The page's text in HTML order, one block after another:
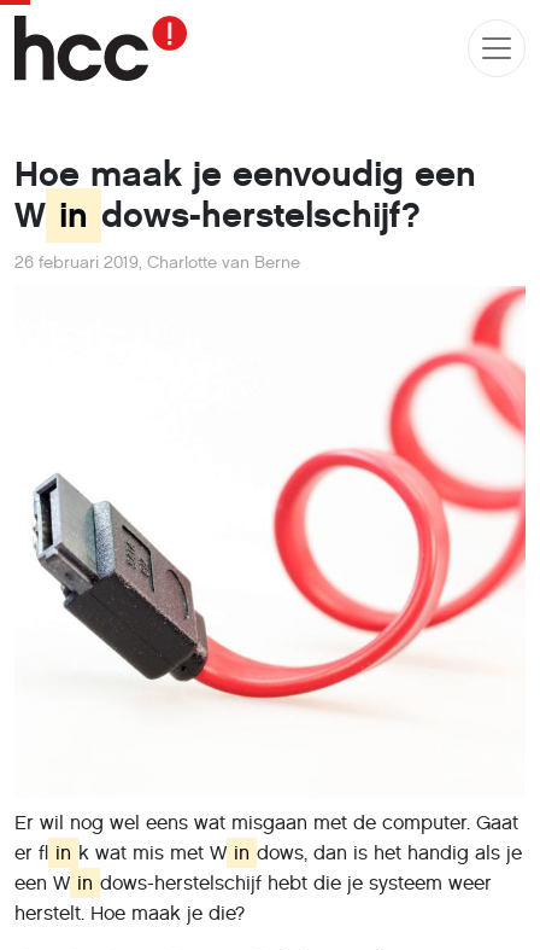
Hoe maak je eenvoudig een
W in dows-herstelschijf?
26 februari 2019, Charlotte van Berne
Er wil nog wel eens wat misgaan met de computer. Gaat
er fl in k wat mis met W in dows, dan is het handig als je
een W in dows-herstelschijf hebt die je systeem weer
herstelt. Hoe maak je die?